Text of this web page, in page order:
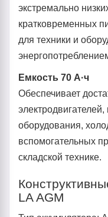
экстремально
кратковременных
для техники и
Емкость 70 А·ч
Обеспечивает
оборудования,
вспомогательных
складской технике.
LA AGM